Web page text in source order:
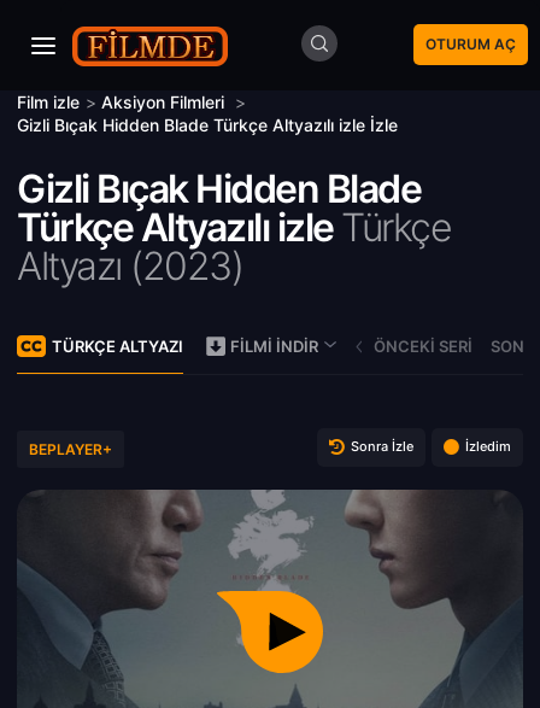
OTURUM AÇ
Film izle > Aksiyon Filmleri >
Gizli Bıçak Hidden Blade Türkçe Altyazılı izle İzle
Gizli Bıçak Hidden Blade
Türkçe Altyazılı izleTürkçe
Altyazı (2023)
TÜRKÇE ALTYAZI FILMI İNDIR ÖNCEKI SERI
BEPLAYER+ Sonra İzle İzledim